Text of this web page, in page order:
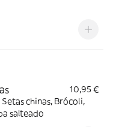
10,95 €
chinas, Brócoli,
salteado